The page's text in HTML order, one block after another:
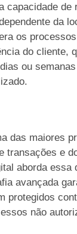
capacidade de
da
os
do cliente,
ou
das maiores
transações e
aborda essa
avançada
protegidos
não